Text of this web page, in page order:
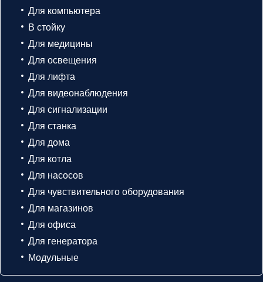
Для компьютера
В стойку
Для медицины
Для освещения
Для лифта
Для видеонаблюдения
Для сигнализации
Для станка
Для дома
Для котла
Для насосов
Для чувствительного оборудования
Для магазинов
Для офиса
Для генератора
Модульные